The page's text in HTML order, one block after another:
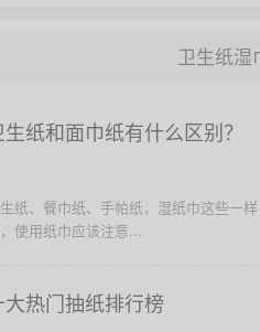
卫生纸湿
生纸和面巾纸有什么区别？
纸、餐巾纸、手帕纸，湿纸巾这些一
使用纸巾应该注意...
大热门抽纸排行榜